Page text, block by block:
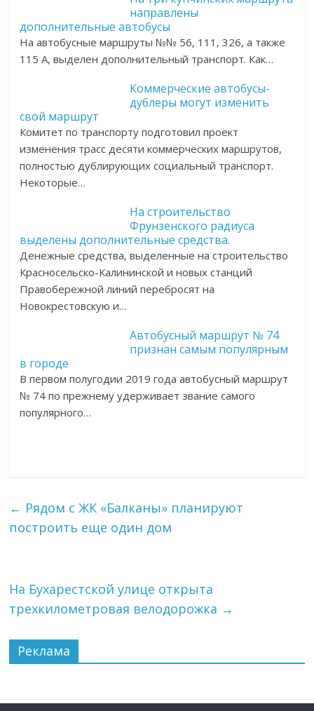
направлены
дополнительные автобусы
На автобусные маршруты №№ 56, 111, 326, а также
115 А, выделен дополнительный транспорт. Как…
Коммерческие автобусы-
дублеры могут изменить
свой маршрут
Комитет по транспорту подготовил проект
изменения трасс десяти коммерческих маршрутов,
полностью дублирующих социальный транспорт.
Некоторые…
На строительство
Фрунзенского радиуса
выделены дополнительные средства.
Денежные средства, выделенные на строительство
Красносельско-Калининской и новых станций
Правобережной линий перебросят на
Новокрестовскую и…
Автобусный маршрут № 74
признан самым популярным
в городе
В первом полугодии 2019 года автобусный маршрут
№ 74 по прежнему удерживает звание самого
популярного…
← Рядом с ЖК «Балканы» планируют
построить еще один дом
На Бухарестской улице открыта
трехкилометровая велодорожка →
Реклама